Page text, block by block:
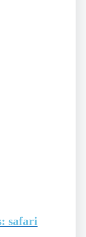
safari